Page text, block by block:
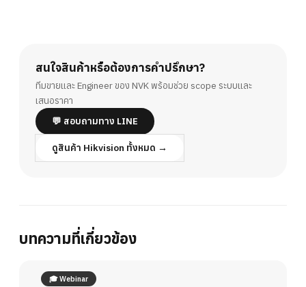
สนใจสินค้าหรือต้องการคำปรึกษา?
ทีมขายและ Engineer ของ NVK พร้อมช่วย scope ระบบและ
เสนอราคา
💬 สอบถามทาง LINE
ดูสินค้า Hikvision ทั้งหมด →
บทความที่เกี่ยวข้อง
🎓 Webinar